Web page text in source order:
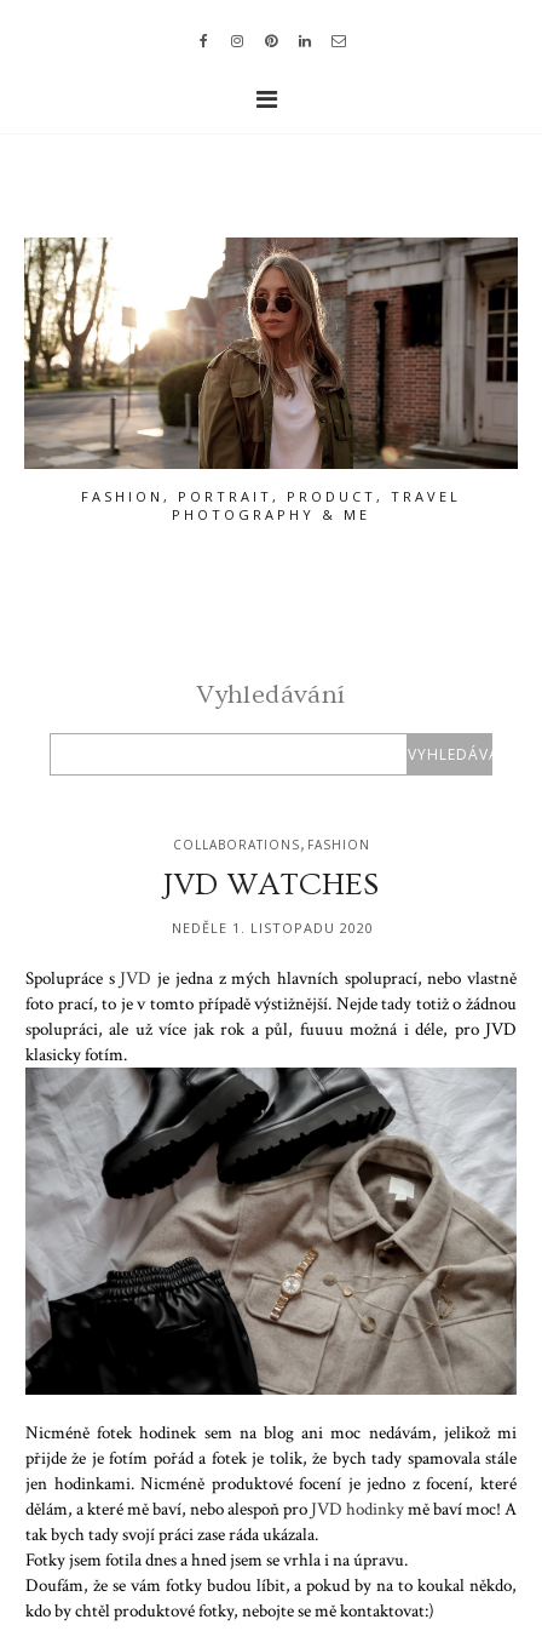
FASHION, PORTRAIT, PRODUCT, TRAVEL
PHOTOGRAPHY & ME
Vyhledávání
COLLABORATIONS, FASHION
JVD WATCHES
NEDĚLE 1. LISTOPADU 2020
Spolupráce s JVD je jedna z mých hlavních spoluprací, nebo vlastně
foto prací, to je v tomto případě výstižnější. Nejde tady totiž o žádnou
spolupráci, ale už více jak rok a půl, fuuuu možná i déle, pro JVD
klasicky fotím.
Nicméně fotek hodinek sem na blog ani moc nedávám, jelikož mi
přijde že je fotím pořád a fotek je tolik, že bych tady spamovala stále
jen hodinkami. Nicméně produktové focení je jedno z focení, které
dělám, a které mě baví, nebo alespoň pro JVD hodinkymě baví moc! A
tak bych tady svojí práci zase ráda ukázala.
Fotky jsem fotila dnes a hned jsem se vrhla i na úpravu.
Doufám, že se vám fotky budou líbit, a pokud by na to koukal někdo,
kdo by chtěl produktové fotky, nebojte se mě kontaktovat:)